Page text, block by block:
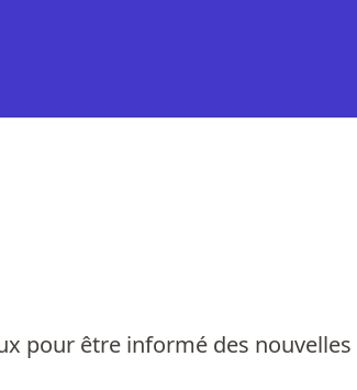
pour être informé des